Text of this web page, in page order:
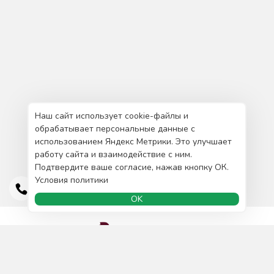
Наш сайт использует cookie-файлы и
обрабатывает персональные данные с
использованием Яндекс Метрики. Это улучшает
работу сайта и взаимодействие с ним.
Подтвердите ваше согласие, нажав кнопку ОК.
Условия политики
OK